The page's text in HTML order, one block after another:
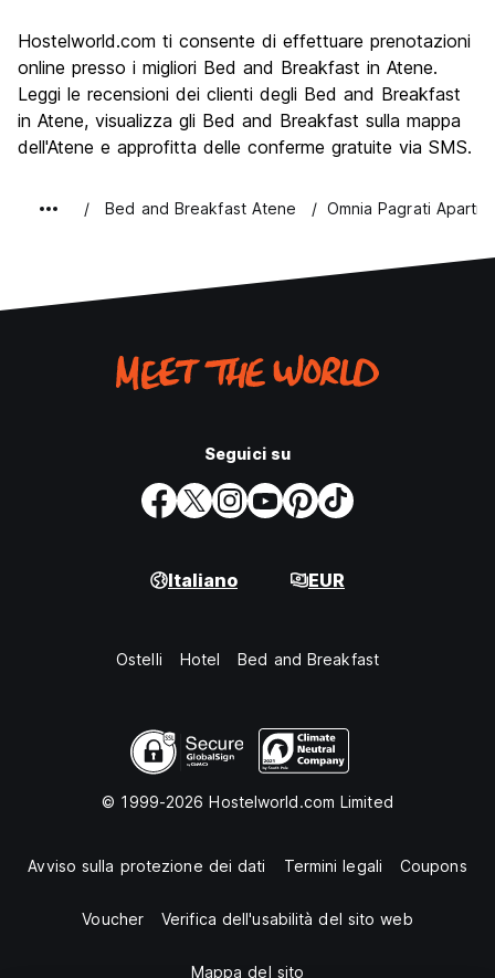
Luoghi di interesse culturale
Festa / Vita notturna
7.5
Qualita' Prezzo
8.2
Hostelworld.com ti consente di effettuare prenotazioni
online presso i migliori Bed and Breakfast in Atene.
Leggi le recensioni dei clienti degli Bed and Breakfast
in Atene, visualizza gli Bed and Breakfast sulla mappa
dell'Atene e approfitta delle conferme gratuite via SMS.
Bed and Breakfast Atene Omnia Pagrati
Seguici su
Italiano EUR
Ostelli Hotel Bed and Breakfast
© 1999-2026 Hostelworld.com Limited
Avviso sulla protezione dei dati Termini legali Coupons
Voucher Verifica dell'usabilità del sito web
Mappa del sito